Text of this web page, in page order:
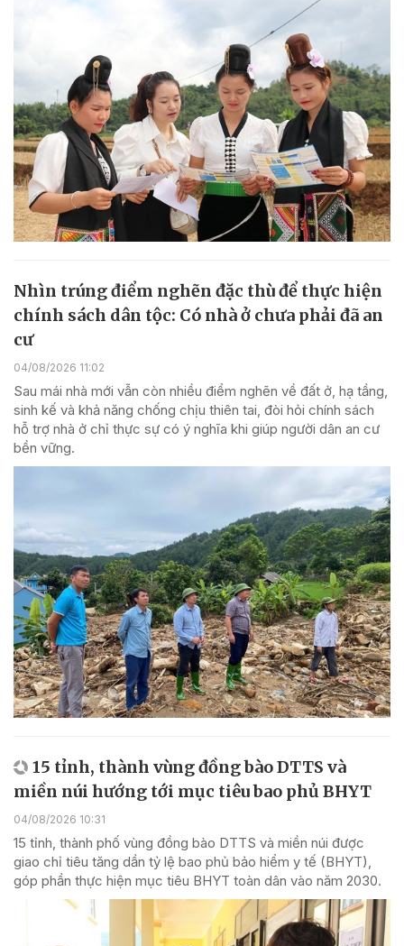
Nhìn trúng điểm nghẽn đặc thù để thực hiện
chính sách dân tộc: Có nhà ở chưa phải đã an
cư
04/08/2026 11:02
Sau mái nhà mới vẫn còn nhiều điểm nghẽn về đất ở, hạ tầng,
sinh kế và khả năng chống chịu thiên tai, đòi hỏi chính sách
hỗ trợ nhà ở chỉ thực sự có ý nghĩa khi giúp người dân an cư
bền vững.
15 tỉnh, thành vùng đồng bào DTTS và
miền núi hướng tới mục tiêu bao phủ BHYT
04/08/2026 10:31
15 tỉnh, thành phố vùng đồng bào DTTS và miền núi được
giao chỉ tiêu tăng dần tỷ lệ bao phủ bảo hiểm y tế (BHYT),
góp phần thực hiện mục tiêu BHYT toàn dân vào năm 2030.